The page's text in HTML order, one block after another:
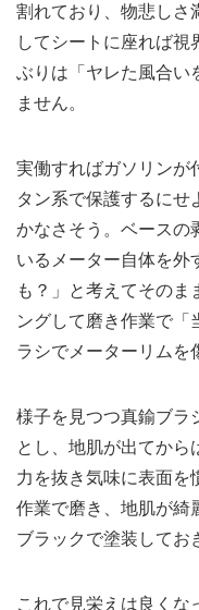
割れており、物悲しさ
してシートに座れば
ぶりは「ヤレた風合い
ません。
実働すればガソリンが
タン系で保護するにせ
かなさそう。ベースの
いるメーター自体を外
も？」と考えてそのま
ングして磨き作業で「
ラシでメーターリムを
様子を見つつ真鍮ブラ
とし、地肌が出てから
力を抜き気味に表面を
作業で磨き、地肌が
ブラックで塗装してお
これで見栄えは良くな